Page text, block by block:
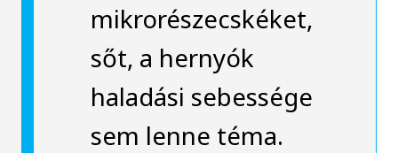
mikrorészecskéket,
sőt, a hernyók
haladási sebessége
sem lenne téma.